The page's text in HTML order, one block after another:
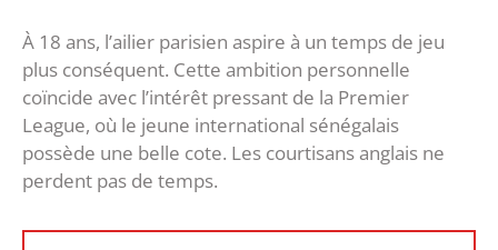
À 18 ans, l’ailier parisien aspire à un temps de jeu
plus conséquent. Cette ambition personnelle
coïncide avec l’intérêt pressant de la Premier
League, où le jeune international sénégalais
possède une belle cote. Les courtisans anglais ne
perdent pas de temps.